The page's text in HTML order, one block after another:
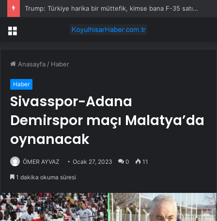
Trump: Türkiye harika bir müttefik, kimse bana F-35 satışı için ne yapmam gerektiğini söyleyemez
Menü
Anasayfa / Haber
Haber
Sivasspor-Adana
Demirspor maçı Malatya’da
oynanacak
ÖMER AYVAZ Ocak 27, 2023 0 11
1 dakika okuma süresi